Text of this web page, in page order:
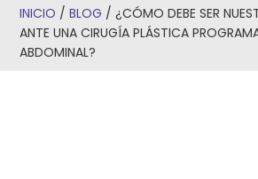
INICIO /BLOG /¿CÓMO DEBE SER
ANTE UNA CIRUGÍA PLÁSTICA
ABDOMINAL?